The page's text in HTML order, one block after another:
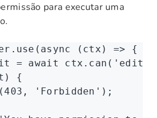
para executar uma
.use ( async (ctx) => {
= await ctx .can ( 'edit'
{
403 , 'Forbidden' );